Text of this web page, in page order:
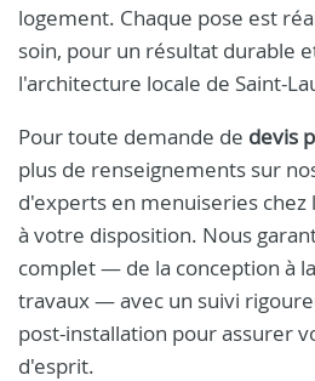
logement. Chaque pose est
soin, pour un résultat durable
l'architecture locale de Saint-
Pour toute demande de devis
plus de renseignements sur
d'experts en menuiseries
à votre disposition. Nous
complet — de la conception à
travaux — avec un suivi
post-installation pour assurer
d'esprit.